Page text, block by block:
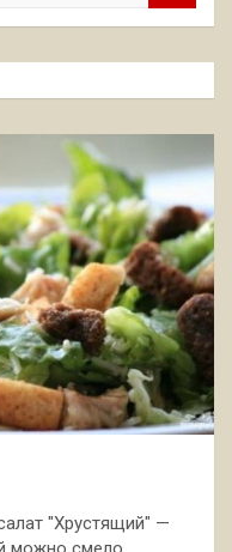
"Хрустящий" —